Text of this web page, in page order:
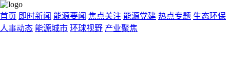
首页 即时新闻 能源要闻 焦点关注 能源党建 热点专题 生态环保
人事动态 能源城市 环球视野 产业聚焦